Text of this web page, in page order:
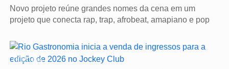
Novo projeto reúne grandes nomes da cena em um
projeto que conecta rap, trap, afrobeat, amapiano e pop
CULTURA